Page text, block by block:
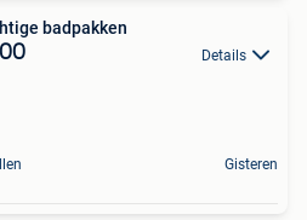
badpakken
Details
Gisteren